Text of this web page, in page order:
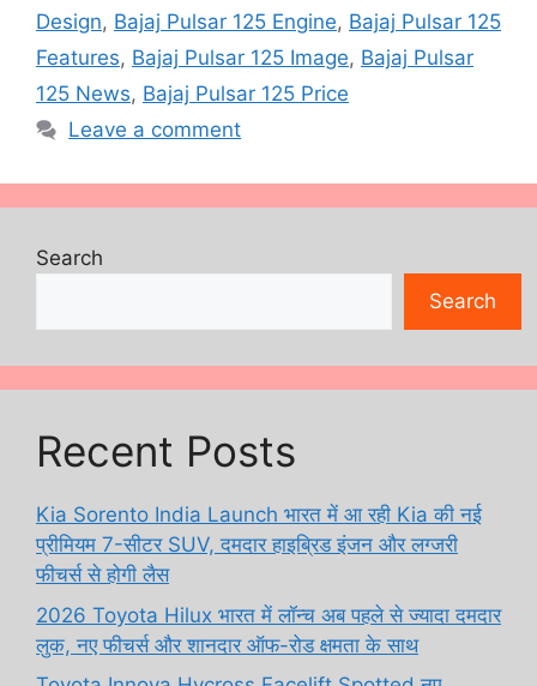
Design, Bajaj Pulsar 125 Engine, Bajaj Pulsar 125
Features, Bajaj Pulsar 125 Image, Bajaj Pulsar
125 News, Bajaj Pulsar 125 Price
Leave a comment
Search
Search
Recent Posts
Kia Sorento India Launch भारत में आ रही Kia की नई
प्रीमियम 7-सीटर SUV, दमदार हाइब्रिड इंजन और लग्जरी
फीचर्स से होगी लैस
2026 Toyota Hilux भारत में लॉन्च अब पहले से ज्यादा दमदार
लुक, नए फीचर्स और शानदार ऑफ-रोड क्षमता के साथ